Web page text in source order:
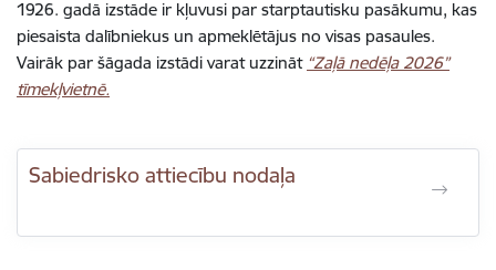
1926. gadā izstāde ir kļuvusi par starptautisku pasākumu, kas
piesaista dalībniekus un apmeklētājus no visas pasaules.
Vairāk par šāgada izstādi varat uzzināt “Zaļā nedēļa 2026”
tīmekļvietnē.
Sabiedrisko attiecību nodaļa